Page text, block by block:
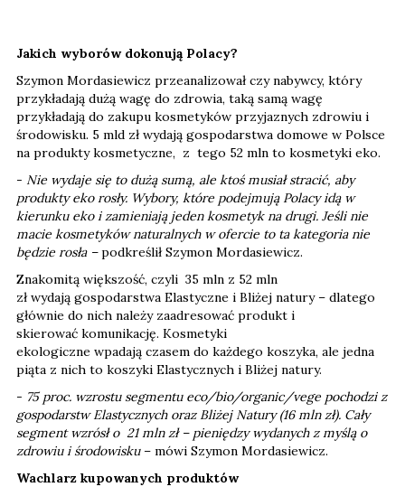
Jakich wyborów dokonują Polacy?
Szymon Mordasiewicz przeanalizował czy nabywcy, który
przykładają dużą wagę do zdrowia, taką samą wagę
przykładają do zakupu kosmetyków przyjaznych zdrowiu i
środowisku. 5 mld zł wydają gospodarstwa domowe w Polsce
na produkty kosmetyczne, z tego 52 mln to kosmetyki eko.
- Nie wydaje się to dużą sumą, ale ktoś musiał stracić, aby
produkty eko rosły. Wybory, które podejmują Polacy idą w
kierunku eko i zamieniają jeden kosmetyk na drugi. Jeśli nie
macie kosmetyków naturalnych w ofercie to ta kategoria nie
będzie rosła –podkreślił Szymon Mordasiewicz.
Znakomitą większość, czyli 35 mln z 52 mln
zł wydają gospodarstwa Elastyczne i Bliżej natury – dlatego
głównie do nich należy zaadresować produkt i
skierować komunikację. Kosmetyki
ekologiczne wpadają czasem do każdego koszyka, ale jedna
piąta z nich to koszyki Elastycznych i Bliżej natury.
- 75 proc. wzrostu segmentu eco/bio/organic/vege pochodzi z
gospodarstw Elastycznych oraz Bliżej Natury (16 mln zł). Cały
segment wzrósł o 21 mln zł – pieniędzy wydanych z myślą o
zdrowiu i środowisku – mówi Szymon Mordasiewicz.
Wachlarz kupowanych produktów